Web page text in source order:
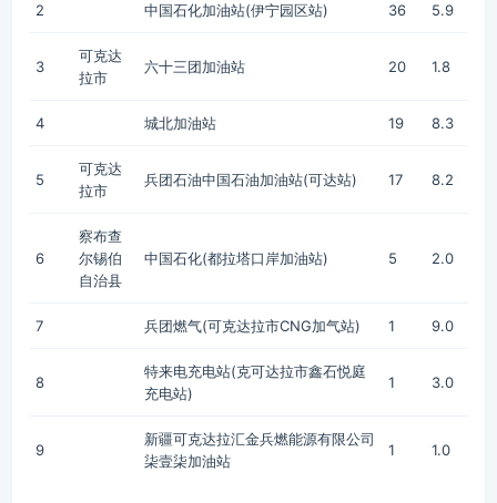
2 中国石化加油站(伊宁园区站) 36 5.9
3
可克达
拉市
六十三团加油站 20 1.8
4 城北加油站 19 8.3
5
可克达
拉市
兵团石油中国石油加油站(可达站) 17 8.2
6
察布查
尔锡伯
自治县
中国石化(都拉塔口岸加油站) 5 2.0
7 兵团燃气(可克达拉市CNG加气站) 1 9.0
8
特来电充电站(克可达拉市鑫石悦庭
充电站)
1 3.0
9
新疆可克达拉汇金兵燃能源有限公司
柒壹柒加油站
1 1.0